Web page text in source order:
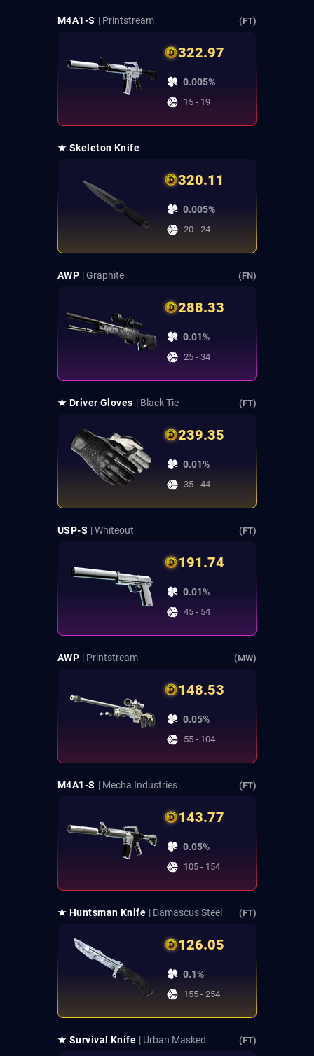
M4A1-S | Printstream (FT)
322.97
0.005%
15 - 19
★ Skeleton Knife
320.11
0.005%
20 - 24
AWP | Graphite (FN)
288.33
0.01%
25 - 34
★ Driver Gloves | Black Tie (FT)
239.35
0.01%
35 - 44
USP-S | Whiteout (FT)
191.74
0.01%
45 - 54
AWP | Printstream (MW)
148.53
0.05%
55 - 104
M4A1-S | Mecha Industries (FT)
143.77
0.05%
105 - 154
★ Huntsman Knife | Damascus Steel (FT)
126.05
0.1%
155 - 254
★ Survival Knife | Urban Masked (FT)